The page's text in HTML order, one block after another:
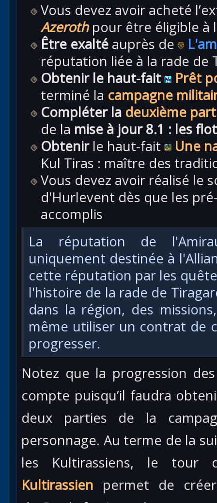
Vous devez avoir acheté
Azerothpour être éligible à
Être exalté auprès de
réputation liée à la rade de
Obtenir le haut-fait
Prêt
terminé la campagne
Compléter la deuxième
de la mise à jour 8.1 : les
Obtenirle haut-fait
Une
Kul Tiras : maître des
Vous devez avoir réalisé le
d'Hurlevent dès que les
accomplis
La réputation de
uniquement destinée à
cette réputation par les
l'histoire de la rade de
dans la région, des
même utiliser un contrat de
progresser.
Notez que la progression
compte puisqu’il faudra
deux parties de la
personnage. Au terme de la
les Kultirassiens, le
Kultirassien permet de